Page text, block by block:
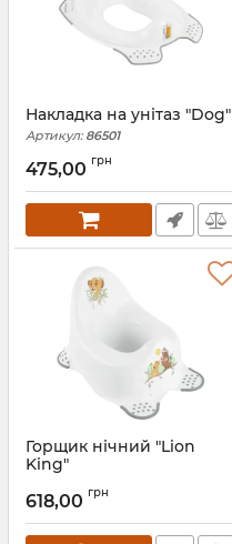
Накладка на унітаз "Dog"
Артикул: 86501
475,00 грн
Горщик нічний "Lion
King"
618,00 грн